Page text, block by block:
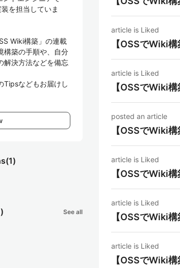
を担当していま
Wiki構築」の連載
構築の手順や、自分
解決方法などを備忘
Tipsなどもお届けし
(1)
See all
article is Liked
【OSSでWiki
article is Liked
【OSSでWiki
posted an article
【OSSでWiki
article is Liked
【OSSでWiki
article is Liked
【OSSでWiki
article is Liked
【OSSでWiki